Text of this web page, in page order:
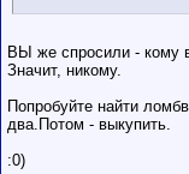
ВЫ же спросили - кому
Значит, никому.
Попробуйте найти
два.Потом - выкупить.
:0)